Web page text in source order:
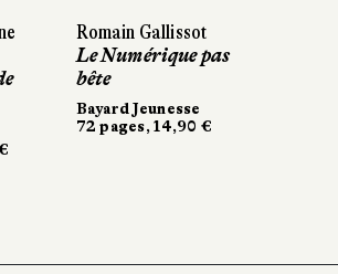
Romain Gallissot
Le Numérique pas
bête
Bayard Jeunesse
72 pages, 14,90 €